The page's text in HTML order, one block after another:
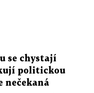
se chystají
politickou
nečekaná